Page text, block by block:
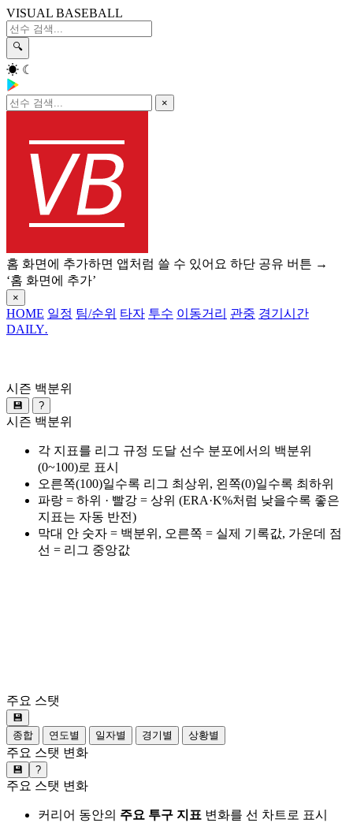
VISUAL BASEBALL
🔍
☀ ☾
×
홈 화면에 추가하면 앱처럼 쓸 수 있어요 하단 공유 버튼 →
‘홈 화면에 추가’
×
HOME 일정 팀/순위 타자 투수 이동거리 관중 경기시간
DAILY.
시즌 백분위
💾 ?
시즌 백분위
각 지표를 리그 규정 도달 선수 분포에서의 백분위
(0~100)로 표시
오른쪽(100)일수록 리그 최상위, 왼쪽(0)일수록 최하위
파랑 = 하위 · 빨강 = 상위 (ERA·K%처럼 낮을수록 좋은
지표는 자동 반전)
막대 안 숫자 = 백분위, 오른쪽 = 실제 기록값, 가운데 점
선 = 리그 중앙값
주요 스탯
💾
종합
연도별 일자별 경기별 상황별
주요 스탯 변화
💾 ?
주요 스탯 변화
커리어 동안의 주요 투구 지표 변화를 선 차트로 표시